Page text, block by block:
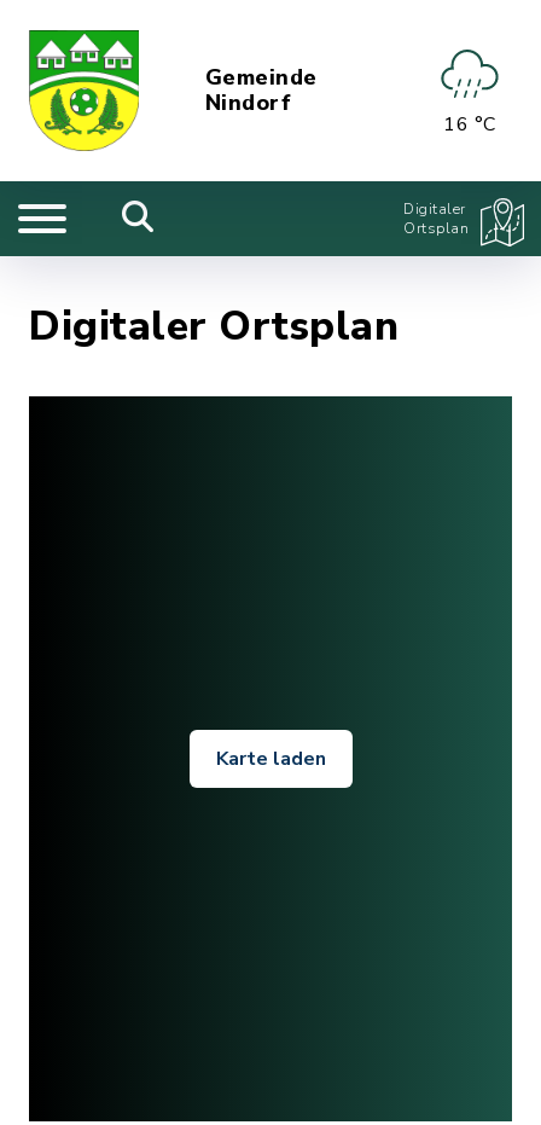
Gemeinde
Nindorf
16 °C
Digitaler
Ortsplan
Digitaler Ortsplan
Karte laden